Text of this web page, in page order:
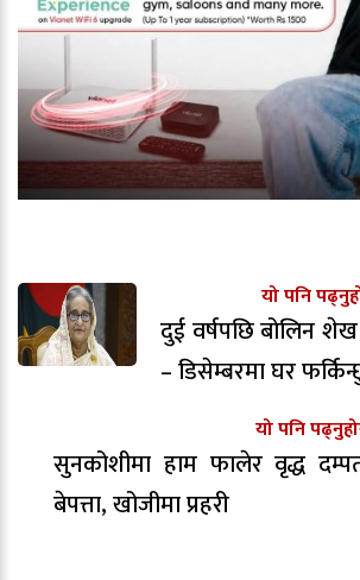
यो पनि
दुई वर्षपछि बोलिन
– डिसेम्बरमा घर
यो पनि
सुनकोशीमा हाम फालेर वृद्ध
बेपत्ता, खोजीमा प्रहरी